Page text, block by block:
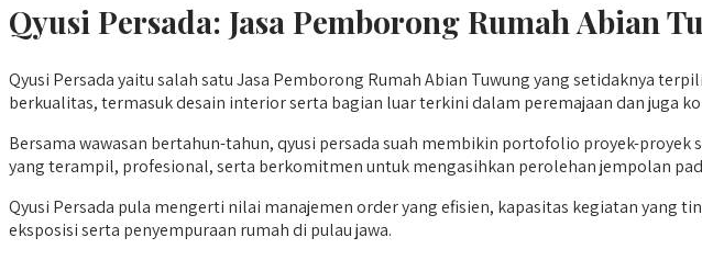
Qyusi Persada: Jasa Pemborong Rumah Abian
Qyusi Persada yaitu salah satu Jasa Pemborong Rumah Abian Tuwung yang setidaknya
berkualitas, termasuk desain interior serta bagian luar terkini dalam peremajaan dan juga
Bersama wawasan bertahun-tahun, qyusi persada suah membikin portofolio proyek-
yang terampil, profesional, serta berkomitmen untuk mengasihkan perolehan jempolan
Qyusi Persada pula mengerti nilai manajemen order yang efisien, kapasitas kegiatan yang
eksposisi serta penyempuraan rumah di pulau jawa.